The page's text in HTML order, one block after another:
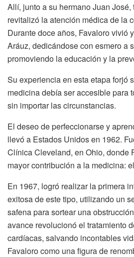
Allí, junto a su hermano Juan José,
revitalizó la atención médica de la
Durante doce años, Favaloro vivió
Aráuz, dedicándose con esmero a
promoviendo la educación y la
Su experiencia en esta etapa forjó
medicina debía ser accesible para
sin importar las circunstancias.
El deseo de perfeccionarse y
llevó a Estados Unidos en 1962.
Clínica Cleveland, en Ohio, donde
mayor contribución a la medicina:
En 1967, logró realizar la primera
exitosa de este tipo, utilizando un
safena para sortear una
avance revolucionó el tratamiento
cardíacas, salvando incontables
Favaloro como una figura de